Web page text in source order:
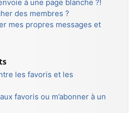
à une page blanche ?!
des membres ?
mes propres messages et
les favoris et les
favoris ou m’abonner à un